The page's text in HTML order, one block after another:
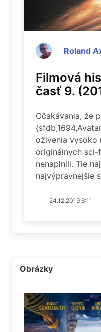
Roland
Filmová
časť 9.
Očakávania, že
oživenia vysoko
originálnych sci-
nenaplnili. Tie
najvýpravnejšie
24.12.2019 6:11
Obrázky